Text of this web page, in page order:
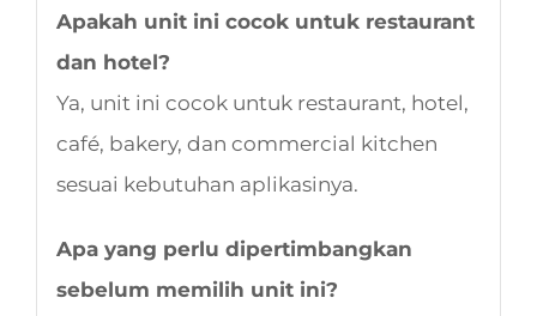
Apakah unit ini cocok untuk restaurant
dan hotel?
Ya, unit ini cocok untuk restaurant, hotel,
café, bakery, dan commercial kitchen
sesuai kebutuhan aplikasinya.
Apa yang perlu dipertimbangkan
sebelum memilih unit ini?